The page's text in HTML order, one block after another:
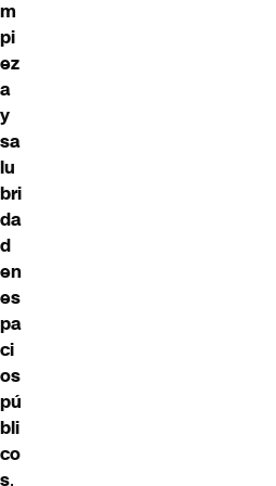
m
pi
ez
a
y
sa
lu
bri
da
d
en
es
pa
ci
os
pú
bli
co
s,